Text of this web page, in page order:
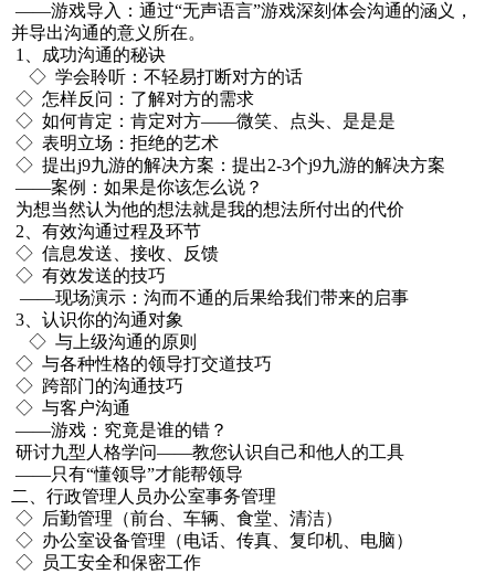
——游戏导入：通过“无声语言”游戏深刻体会沟通的涵义，
并导出沟通的意义所在。
1、成功沟通的秘诀
◇ 学会聆听：不轻易打断对方的话
◇ 怎样反问：了解对方的需求
◇ 如何肯定：肯定对方——微笑、点头、是是是
◇ 表明立场：拒绝的艺术
◇ 提出j9九游的解决方案：提出2-3个j9九游的解决方案
——案例：如果是你该怎么说？
为想当然认为他的想法就是我的想法所付出的代价
2、有效沟通过程及环节
◇ 信息发送、接收、反馈
◇ 有效发送的技巧
——现场演示：沟而不通的后果给我们带来的启事
3、认识你的沟通对象
◇ 与上级沟通的原则
◇ 与各种性格的领导打交道技巧
◇ 跨部门的沟通技巧
◇ 与客户沟通
——游戏：究竟是谁的错？
研讨九型人格学问——教您认识自己和他人的工具
——只有“懂领导”才能帮领导
二、行政管理人员办公室事务管理
◇ 后勤管理（前台、车辆、食堂、清洁）
◇ 办公室设备管理（电话、传真、复印机、电脑）
◇ 员工安全和保密工作